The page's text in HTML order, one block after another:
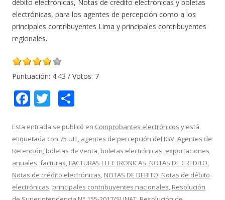
débito electrónicas, Notas de crédito electrónicas y boletas
electrónicas, para los agentes de percepción como a los
principales contribuyentes Lima y principales contribuyentes
regionales.
Puntuación: 4.43 / Votos: 7
F
e
b
o
o
k
T
itt
er
m
p
ar
ti
r
Esta entrada se publicó en Comprobantes electrónicos y está
etiquetada con 75 UIT, agentes de percepción del IGV,Agentes de
Retención, boletas de venta, boletas electrónicas, exportaciones
anuales,facturas, FACTURAS ELECTRONICAS, NOTAS DE CREDITO,
Notas de crédito electrónicas, NOTAS DE DEBITO, Notas de débito
electrónicas, principales contribuyentes nacionales, Resolución